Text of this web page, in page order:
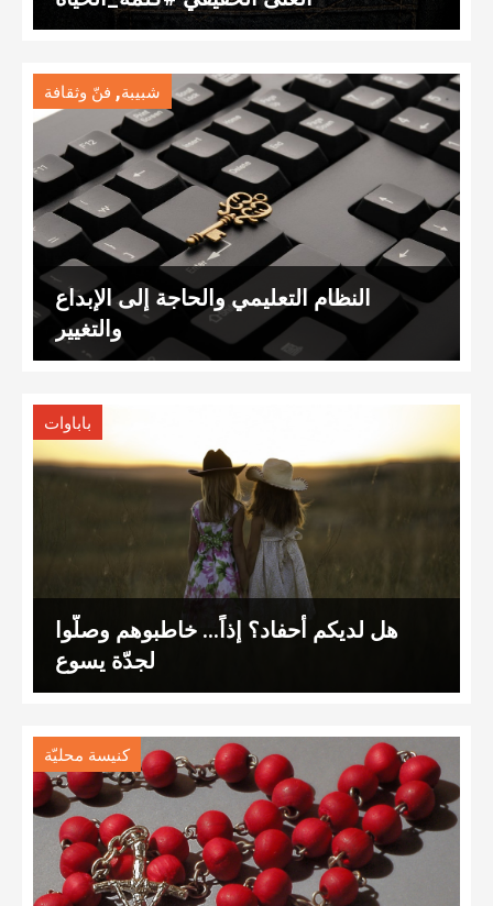
شبيبة, فنّ وثقافة
النظام التعليمي والحاجة إلى الإبداع
والتغيير
باباوات
هل لديكم أحفاد؟ إذاً… خاطبوهم وصلّوا
لجدّة يسوع
كنيسة محليّة